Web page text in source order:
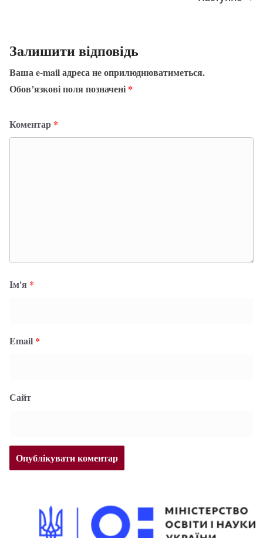
Залишити відповідь
Ваша e-mail адреса не оприлюднюватиметься.
Обов’язкові поля позначені *
Коментар *
Ім'я *
Email *
Сайт